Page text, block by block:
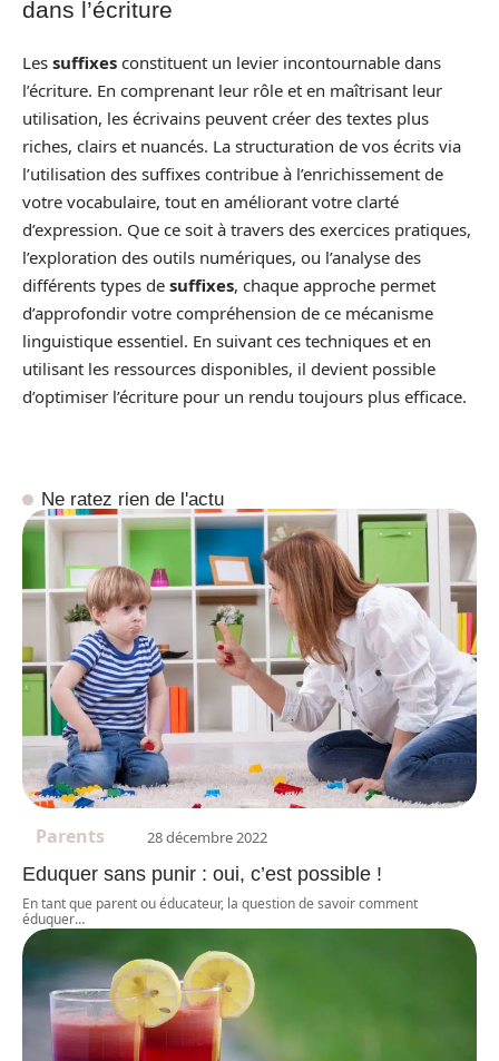
dans l’écriture
Les suffixes constituent un levier incontournable dans
l’écriture. En comprenant leur rôle et en maîtrisant leur
utilisation, les écrivains peuvent créer des textes plus
riches, clairs et nuancés. La structuration de vos écrits via
l’utilisation des suffixes contribue à l’enrichissement de
votre vocabulaire, tout en améliorant votre clarté
d’expression. Que ce soit à travers des exercices pratiques,
l’exploration des outils numériques, ou l’analyse des
différents types de suffixes, chaque approche permet
d’approfondir votre compréhension de ce mécanisme
linguistique essentiel. En suivant ces techniques et en
utilisant les ressources disponibles, il devient possible
d’optimiser l’écriture pour un rendu toujours plus efficace.
Ne ratez rien de l'actu
Parents 28 décembre 2022
Eduquer sans punir : oui, c’est possible !
En tant que parent ou éducateur, la question de savoir comment
éduquer…